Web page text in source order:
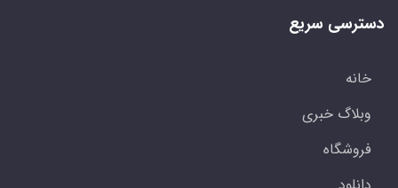
دسترسی سریع
خانه
وبلاگ خبری
فروشگاه